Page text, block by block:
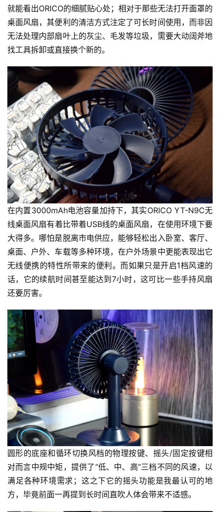
就能看出ORICO的细腻贴心处；相对于那些无法打开面罩的
桌面风扇，其便利的清洁方式注定了可长时间使用，而非因
无法处理内部扇叶上的灰尘、毛发等垃圾，需要大动阔斧地
找工具拆卸或直接换个新的。
在内置3000mAh电池容量加持下，其实ORICO YT-N9C无
线桌面风扇有着比带着USB线的桌面风扇，在使用环境下要
大得多。哪怕是脱离市电供应，能够轻松出入卧室、客厅、
桌面、户外、车载等多种环境，在户外场景中更能表现出它
无线便携的特性所带来的便利。而如果只是开启1档风速的
话，它的续航时间甚至能达到7小时，这可比一些手持风扇
还要厉害。
圆形的底座和循环切换风档的物理按键、摇头/固定按键相
对而言中规中矩，提供了“低、中、高”三档不同的风速，以
满足各种环境需求；这之下它的摇头功能是我最认可的地
方，毕竟前面一再提到长时间直吹人体会带来不适感。